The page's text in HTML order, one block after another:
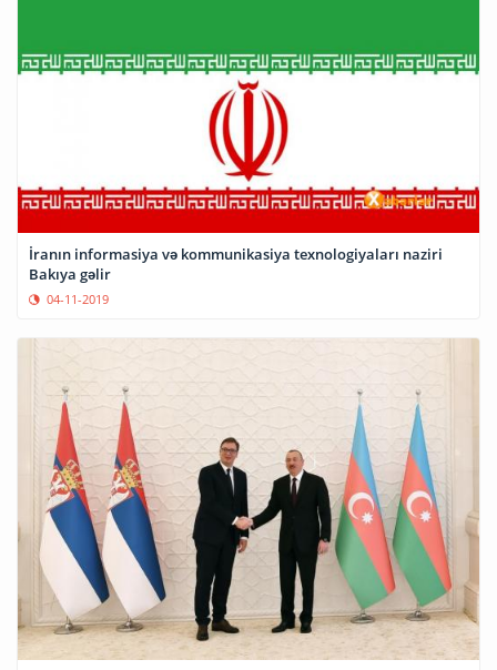
İranın informasiya və kommunikasiya texnologiyaları naziri
Bakıya gəlir
04-11-2019